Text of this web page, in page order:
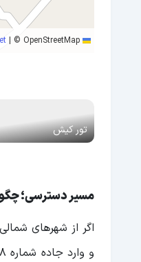
| © OpenStreetMap
تور کیش
مسیر دسترسی؛
اگر از شهرهای